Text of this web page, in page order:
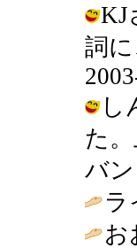
KJ
詞
し
た
バ
ラ
お